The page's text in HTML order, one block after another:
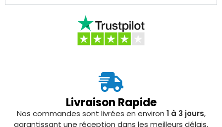
Livraison Rapide
Nos commandes sont livrées en environ 1 à 3 jours,
garantissant une réception dans les meilleurs délais.